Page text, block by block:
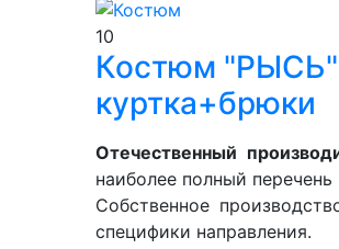
10
Костюм "РЫСЬ"
куртка+брюки
Отечественный
наиболее полный
Собственное
специфики направления.